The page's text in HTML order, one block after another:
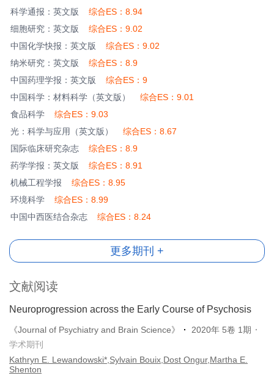
科学通报：英文版
综合ES：8.94
细胞研究：英文版
综合ES：9.02
中国化学快报：英文版
综合ES：9.02
纳米研究：英文版
综合ES：8.9
中国药理学报：英文版
综合ES：9
中国科学：材料科学（英文版）
综合ES：9.01
食品科学
综合ES：9.03
光：科学与应用（英文版）
综合ES：8.67
国际临床研究杂志
综合ES：8.9
药学学报：英文版
综合ES：8.91
机械工程学报
综合ES：8.95
环境科学
综合ES：8.99
中国中西医结合杂志
综合ES：8.24
更多期刊 +
文献阅读
Neuroprogression across the Early Course of Psychosis
《Journal of Psychiatry and Brain Science》
2020年 5卷 1期
学术期刊
Kathryn E. Lewandowski*,Sylvain Bouix,Dost Ongur,Martha E.
Shenton